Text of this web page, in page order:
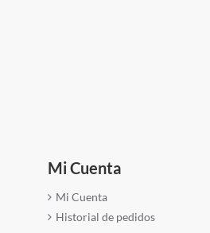
Mi Cuenta
Mi Cuenta
Historial de pedidos